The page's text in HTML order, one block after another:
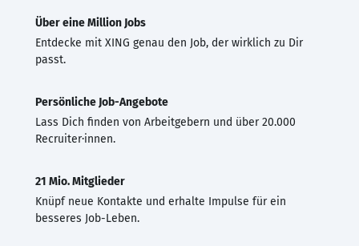
Über eine Million Jobs
Entdecke mit XING genau den Job, der wirklich zu Dir
passt.
Persönliche Job-Angebote
Lass Dich finden von Arbeitgebern und über 20.000
Recruiter·innen.
21 Mio. Mitglieder
Knüpf neue Kontakte und erhalte Impulse für ein
besseres Job-Leben.